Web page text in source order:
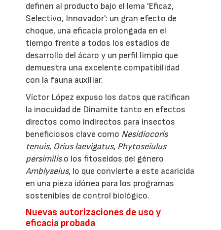
definen al producto bajo el lema 'Eficaz,
Selectivo, Innovador': un gran efecto de
choque, una eficacia prolongada en el
tiempo frente a todos los estadios de
desarrollo del ácaro y un perfil limpio que
demuestra una excelente compatibilidad
con la fauna auxiliar.
Víctor López expuso los datos que ratifican
la inocuidad de Dinamite tanto en efectos
directos como indirectos para insectos
beneficiosos clave como Nesidiocoris
tenuis, Orius laevigatus, Phytoseiulus
persimiliso los fitoseidos del género
Amblyseius, lo que convierte a este acaricida
en una pieza idónea para los programas
sostenibles de control biológico.
Nuevas autorizaciones de uso y
eficacia probada